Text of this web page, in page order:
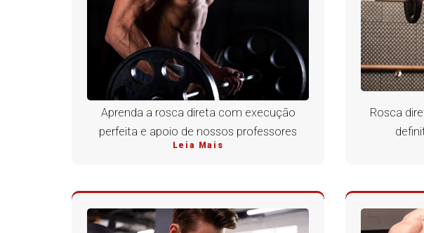
Aprenda a rosca direta com execução
perfeita e apoio de nossos professores
Leia Mais
Rosca